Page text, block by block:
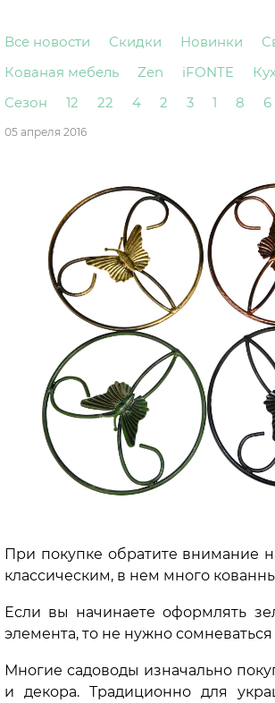
Все новости Скидки Новинки
Кованая мебель
Zen iFONTE
Сезон
12 22 4 2 3 1 8 6
05 апреля 2016
При покупке обратите внимание
классическим, в нем много
Если вы начинаете оформлять
элемента, то не нужно
Многие садоводы изначально
и декора. Традиционно для